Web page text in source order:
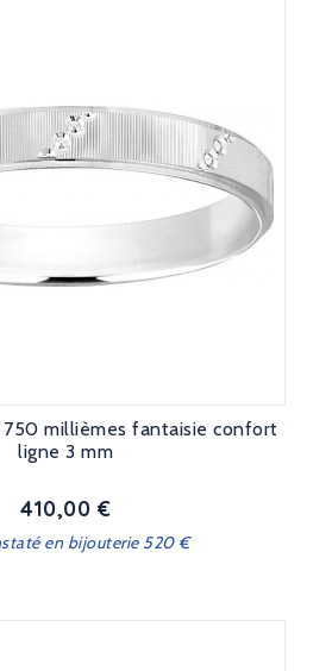
millièmes fantaisie confort
ligne 3 mm
Prix
410,00 €
en bijouterie 520 €